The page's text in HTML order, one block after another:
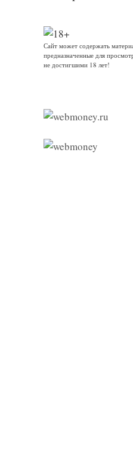
Сайт может содержать
предназначенные для
не достигшими 18 лет!